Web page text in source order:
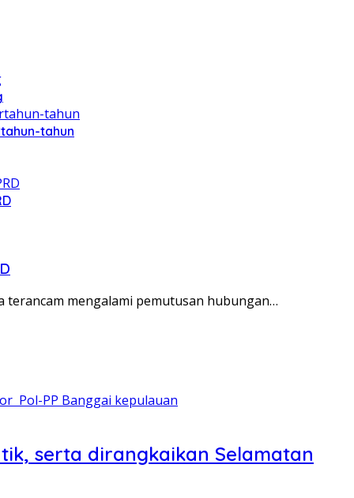
tahun
terancam mengalami pemutusan hubungan…
serta dirangkaikan Selamatan